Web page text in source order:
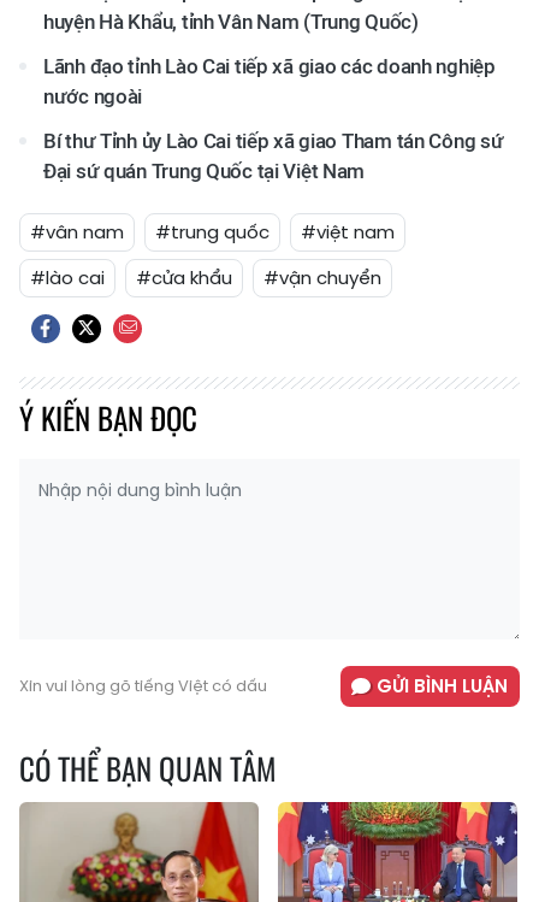
huyện Hà Khẩu, tỉnh Vân Nam (Trung Quốc)
Lãnh đạo tỉnh Lào Cai tiếp xã giao các doanh nghiệp
nước ngoài
Bí thư Tỉnh ủy Lào Cai tiếp xã giao Tham tán Công sứ
Đại sứ quán Trung Quốc tại Việt Nam
#vân nam #trung quốc
#việt nam
#lào cai
#cửa khẩu #vận chuyển
Ý KIẾN BẠN ĐỌC
Xin vui lòng gõ tiếng Việt có dấu GỬI BÌNH LUẬN
CÓ THỂ BẠN QUAN TÂM